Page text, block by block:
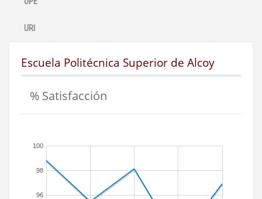
URI
Escuela Politécnica Superior de Alcoy
% Satisfacción
96
98
100